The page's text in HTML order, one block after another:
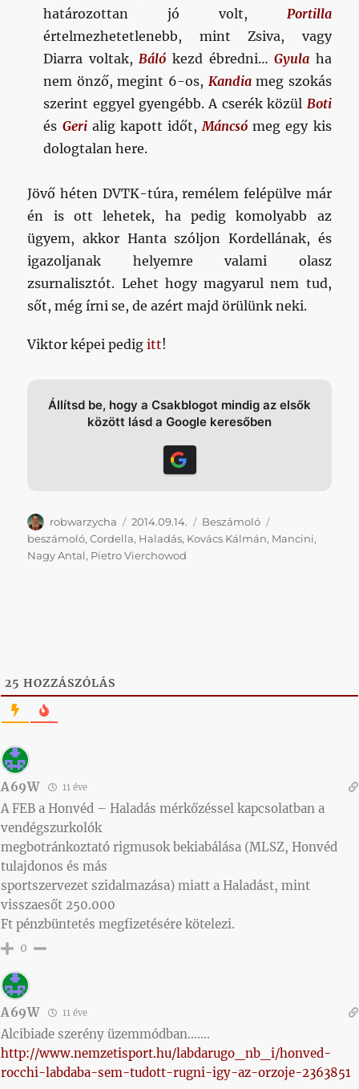
határozottan jó volt, Portilla
értelmezhetetlenebb, mint Zsiva, vagy
Diarra voltak,Báló kezd ébredni…Gyula ha
nem önző, megint 6-os, Kandiameg szokás
szerint eggyel gyengébb. A cserék közül Boti
és Gerialig kapott időt,Máncsó meg egy kis
dologtalan here.
Jövő héten DVTK-túra, remélem felépülve már
én is ott lehetek, ha pedig komolyabb az
ügyem, akkor Hanta szóljon Kordellának, és
igazoljanak helyemre valami olasz
zsurnalisztót. Lehet hogy magyarul nem tud,
sőt, még írni se, de azért majd örülünk neki.
Viktor képei pedigitt!
Állítsd be, hogy a Csakblogot mindig az elsők
között lásd a Google keresőben
Szerző
robwarzycha Közzétéve
2014.09.14. Kategória
Beszámoló
beszámoló,Cordella, Haladás, Kovács Kálmán, Mancini,
Nagy Antal, Pietro Vierchowod
25 HOZZÁSZÓLÁS
A69W 11 éve
A FEB a Honvéd – Haladás mérkőzéssel kapcsolatban a
vendégszurkolók
megbotránkoztató rigmusok bekiabálása (MLSZ, Honvéd
tulajdonos és más
sportszervezet szidalmazása) miatt a Haladást, mint
visszaesőt 250.000
Ft pénzbüntetés megfizetésére kötelezi.
0
A69W 11 éve
Alcibiade szerény üzemmódban…….
http://www.nemzetisport.hu/labdarugo_nb_i/honved-
rocchi-labdaba-sem-tudott-rugni-igy-az-orzoje-2363851